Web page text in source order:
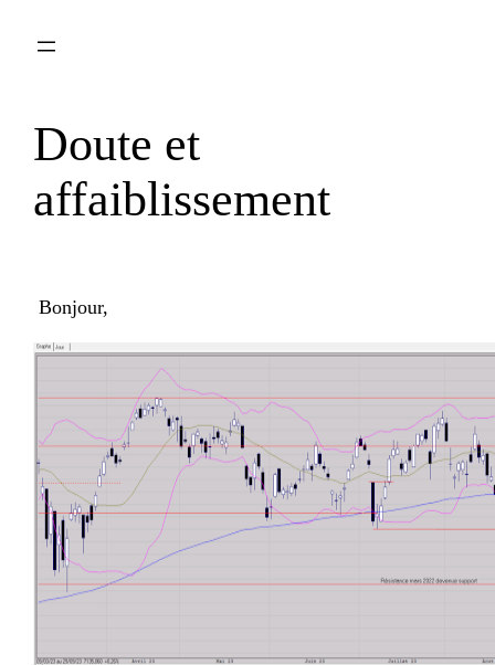
Doute et
affaiblissement
Bonjour,